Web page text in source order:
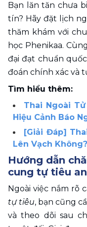
Bạn lăn tăn chưa
tín? Hãy đặt lịch
thăm khám với
học Phenikaa.
đại đạt chuẩn
đoán chính xác và
Tìm hiểu thêm:
Thai Ngoài
Hiệu Cảnh Báo
[Giải Đáp]
Lên Vạch Không?
Hướng dẫn
cung tự tiêu
Ngoài việc nắm rõ
tự tiêu, bạn cũng
và theo dõi sau